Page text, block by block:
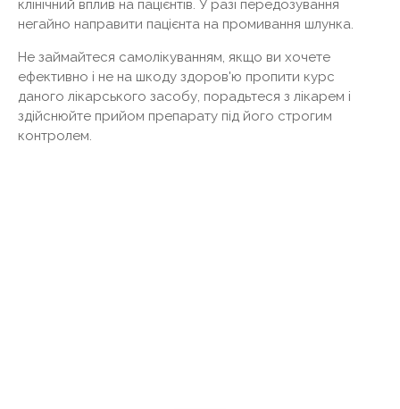
клінічний вплив на пацієнтів. У разі передозування
негайно направити пацієнта на промивання шлунка.
Не займайтеся самолікуванням, якщо ви хочете
ефективно і не на шкоду здоров'ю пропити курс
даного лікарського засобу, порадьтеся з лікарем і
здійснюйте прийом препарату під його строгим
контролем.